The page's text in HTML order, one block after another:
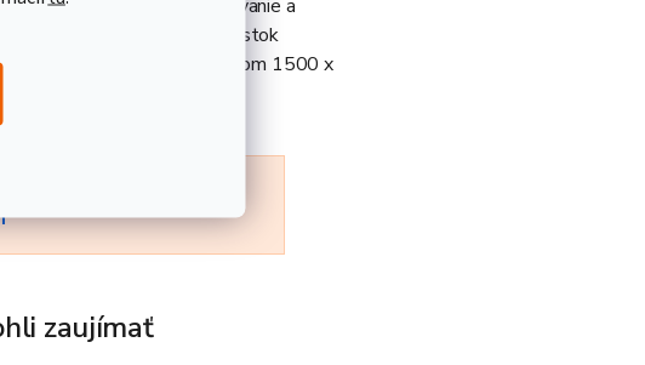
vhodný na zváranie, lisovanie a
rôznych druhov súčiastok
po celých tabuliach s rozmerom 1500 x
je vhodná na bežné
zaujímať